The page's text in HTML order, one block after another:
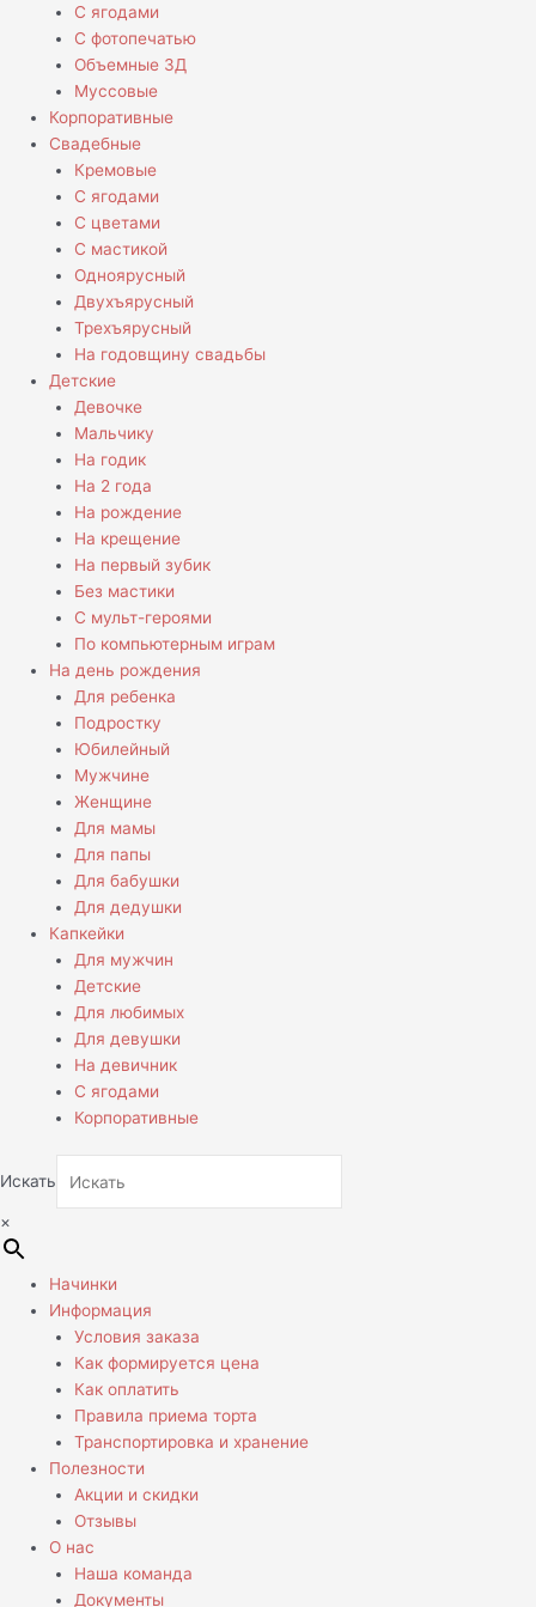
С ягодами
С фотопечатью
Объемные 3Д
Муссовые
Корпоративные
Свадебные
Кремовые
С ягодами
С цветами
С мастикой
Одноярусный
Двухъярусный
Трехъярусный
На годовщину свадьбы
Детские
Девочке
Мальчику
На годик
На 2 года
На рождение
На крещение
На первый зубик
Без мастики
С мульт-героями
По компьютерным играм
На день рождения
Для ребенка
Подростку
Юбилейный
Мужчине
Женщине
Для мамы
Для папы
Для бабушки
Для дедушки
Капкейки
Для мужчин
Детские
Для любимых
Для девушки
На девичник
С ягодами
Корпоративные
Искать
×
Начинки
Информация
Условия заказа
Как формируется цена
Как оплатить
Правила приема торта
Транспортировка и хранение
Полезности
Акции и скидки
Отзывы
О нас
Наша команда
Документы